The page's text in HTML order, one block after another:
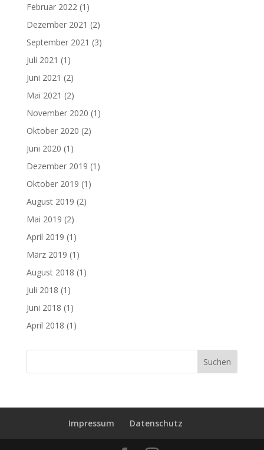
Februar 2022(1)
Dezember 2021 (2)
September 2021 (3)
Juli 2021 (1)
Juni 2021 (2)
Mai 2021 (2)
November 2020 (1)
Oktober 2020 (2)
Juni 2020 (1)
Dezember 2019 (1)
Oktober 2019 (1)
August 2019 (2)
Mai 2019 (2)
April 2019 (1)
März 2019 (1)
August 2018 (1)
Juli 2018 (1)
Juni 2018 (1)
April 2018 (1)
Impressum Datenschutz